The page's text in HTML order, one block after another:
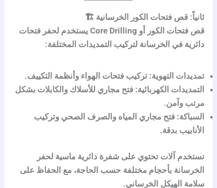
ثانياً: قص فتحات الكور الخرسانية 🏗️
قص فتحات الكور أو Core Drilling يستخدم لحفر فتحات
دائرية في الخرسانة لتركيب التمديدات المختلفة:
تمديدات التهوية: تركيب فتحات الهواء وأنظمة التكييف.
التمديدات الكهربائية: فتح مجاري للأسلاك والكابلات بشكل
مرتب وآمن.
السباكة: فتح مجاري المياه والصرف الصحي وتركيب
الأنابيب بدقة.
نستخدم آلات تحتوي على شفرة دائرية ماسية لحفر
الخرسانة بأحجام مختلفة حسب الحاجة، مع الحفاظ على
سلامة الهيكل الخرساني.